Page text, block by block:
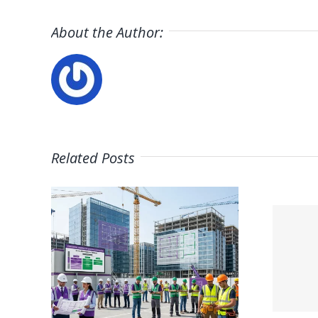
About the Author:
Related Posts
PetSmart
Careers